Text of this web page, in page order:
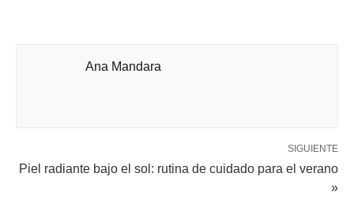
Ana Mandara
SIGUIENTE
Piel radiante bajo el sol: rutina de cuidado para el verano
»